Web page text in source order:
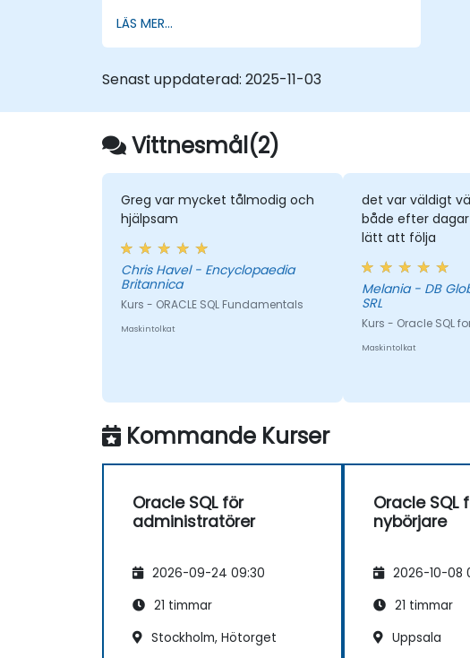
LÄS MER...
Senast uppdaterad: 2025-11-03
Vittnesmål(2)
Greg var mycket tålmodig och
hjälpsam
Chris Havel - Encyclopaedia
Britannica
Kurs - ORACLE SQL Fundamentals
Maskintolkat
det var väldigt
både efter
lätt att följa
Melania - DB Global Technology
SRL
Kurs - Oracle SQL
Maskintolkat
Kommande Kurser
Oracle SQL för
administratörer
2026-09-24 09:30
21 timmar
Stockholm, Hötorget
Oracle SQL
nybörjare
2026-10-08
21 timmar
Uppsala